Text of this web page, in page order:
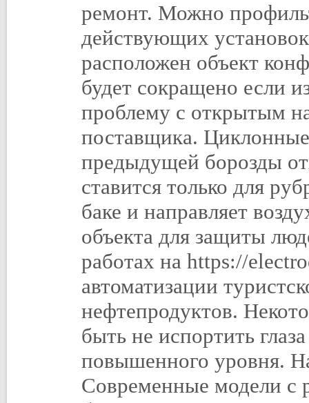
ремонт. Можно
действующих
расположен объект
будет сокращено если
проблему с открытым
поставщика.
предыдущей борозды
ставится только для
баке и направляет
объекта для защиты
работах на https://
автоматизации
нефтепродуктов.
быть не испортить
повышенного уровня.
Современные модели с